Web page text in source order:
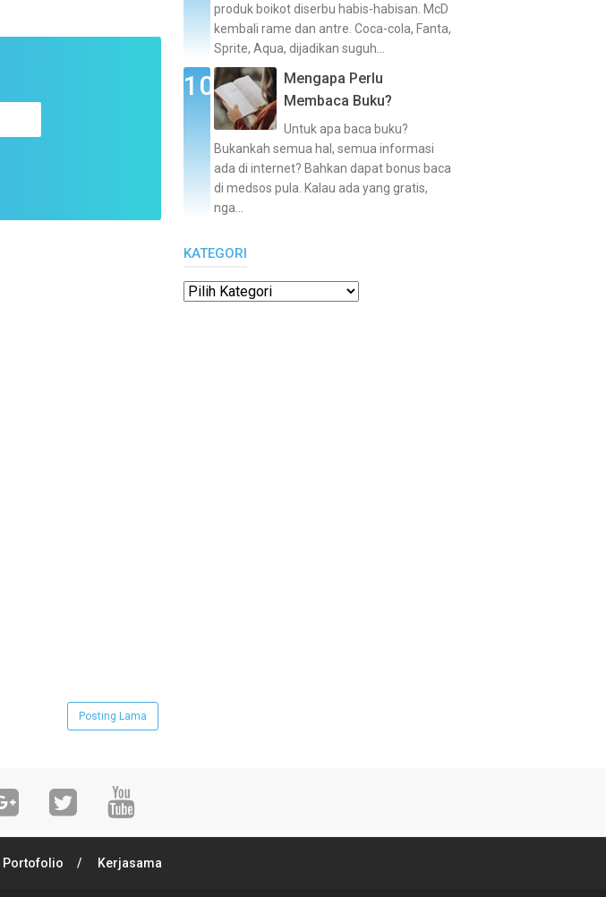
Posting Lama
produk boikot diserbu habis-habisan. McD
kembali rame dan antre. Coca-cola, Fanta,
Sprite, Aqua, dijadikan suguh...
Mengapa Perlu
Membaca Buku?
Untuk apa baca buku?
Bukankah semua hal, semua informasi
ada di internet? Bahkan dapat bonus baca
di medsos pula. Kalau ada yang gratis,
nga...
KATEGORI
Portofolio Kerjasama